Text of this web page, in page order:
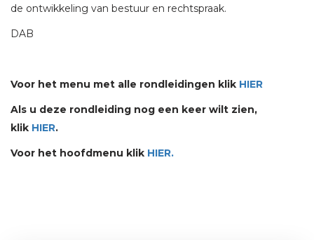
de ontwikkeling van bestuur en rechtspraak.
DAB
Voor het menu met alle rondleidingen klik HIER
Als u deze rondleiding nog een keer wilt zien,
klik HIER.
Voor het hoofdmenu klik HIER.